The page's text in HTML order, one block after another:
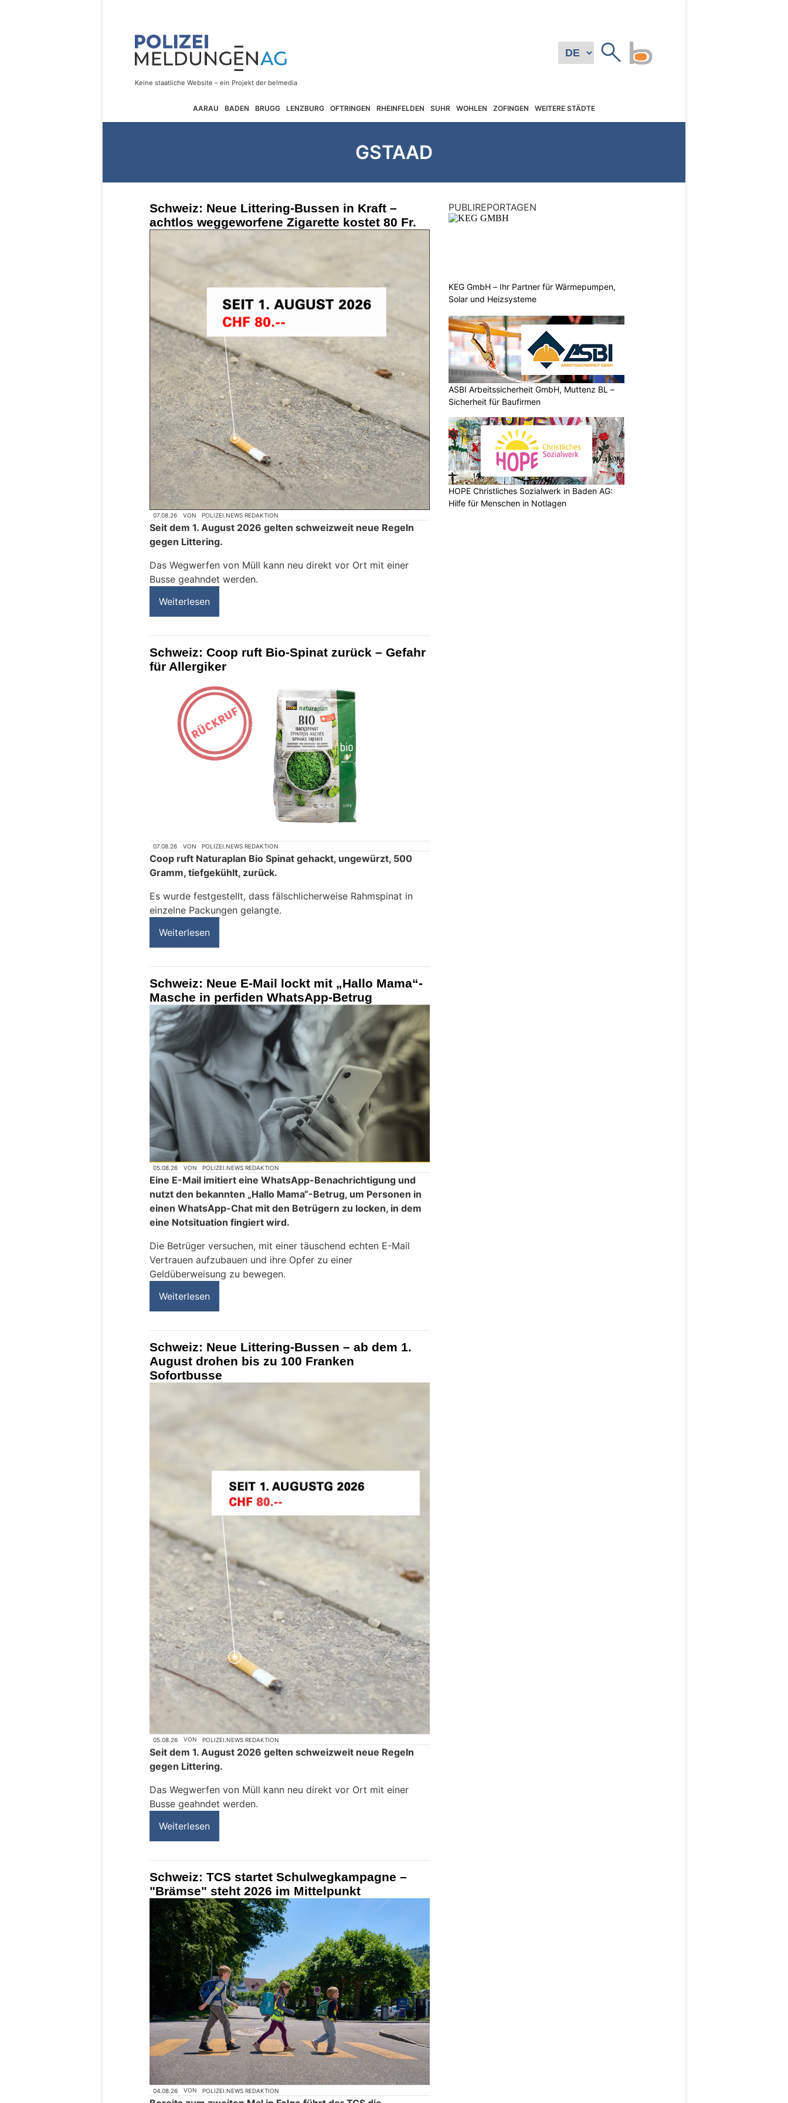
AARAU BADEN BRUGG LENZBURG OFTRINGEN RHEINFELDEN SUHR WOHLEN ZOFINGEN WEITERE STÄDTE
GSTAAD
Schweiz: Neue Littering-Bussen in Kraft –
achtlos weggeworfene Zigarette kostet 80 Fr.
07.08.26 VON POLIZEI.NEWS REDAKTION
Seit dem 1. August 2026 gelten schweizweit neue Regeln
gegen Littering.
Das Wegwerfen von Müll kann neu direkt vor Ort mit einer
Busse geahndet werden.
Weiterlesen
Schweiz: Coop ruft Bio-Spinat zurück – Gefahr
für Allergiker
07.08.26 VON POLIZEI.NEWS REDAKTION
Coop ruft Naturaplan Bio Spinat gehackt, ungewürzt, 500
Gramm, tiefgekühlt, zurück.
Es wurde festgestellt, dass fälschlicherweise Rahmspinat in
einzelne Packungen gelangte.
Weiterlesen
Schweiz: Neue E-Mail lockt mit „Hallo Mama“-
Masche in perfiden WhatsApp-Betrug
05.08.26 VON POLIZEI.NEWS REDAKTION
Eine E-Mail imitiert eine WhatsApp-Benachrichtigung und
nutzt den bekannten „Hallo Mama“-Betrug, um Personen in
einen WhatsApp-Chat mit den Betrügern zu locken, in dem
eine Notsituation fingiert wird.
Die Betrüger versuchen, mit einer täuschend echten E-Mail
Vertrauen aufzubauen und ihre Opfer zu einer
Geldüberweisung zu bewegen.
Weiterlesen
Schweiz: Neue Littering-Bussen – ab dem 1.
August drohen bis zu 100 Franken
Sofortbusse
05.08.26 VON POLIZEI.NEWS REDAKTION
Seit dem 1. August 2026 gelten schweizweit neue Regeln
gegen Littering.
Das Wegwerfen von Müll kann neu direkt vor Ort mit einer
Busse geahndet werden.
Weiterlesen
Schweiz: TCS startet Schulwegkampagne –
"Brämse" steht 2026 im Mittelpunkt
04.08.26 VON POLIZEI.NEWS REDAKTION
PUBLIREPORTAGEN
KEG GmbH – Ihr Partner für Wärmepumpen,
Solar und Heizsysteme
ASBI Arbeitssicherheit GmbH, Muttenz BL –
Sicherheit für Baufirmen
HOPE Christliches Sozialwerk in Baden AG:
Hilfe für Menschen in Notlagen